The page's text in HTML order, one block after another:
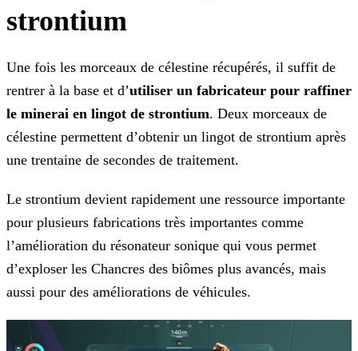
strontium
Une fois les morceaux de célestine récupérés, il suffit de
rentrer à la base et d’utiliser un fabricateur pour raffiner
le minerai en lingot de strontium. Deux morceaux de
célestine permettent d’obtenir un lingot de strontium après
une trentaine de secondes de traitement.
Le strontium devient rapidement une ressource importante
pour plusieurs fabrications très importantes comme
l’amélioration du résonateur sonique qui vous permet
d’exploser les Chancres des biômes plus avancés, mais
aussi pour des améliorations de véhicules.